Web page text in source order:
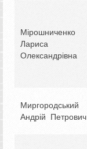
Мірошниченко
Лариса
Олександрівна
Миргородський
Андрій Петрович